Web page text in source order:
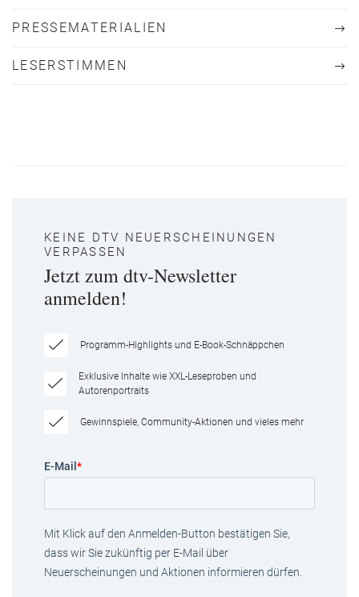
PRESSEMATERIALIEN
LESERSTIMMEN
KEINE DTV NEUERSCHEINUNGEN
VERPASSEN
Jetzt zum dtv-Newsletter
anmelden!
Programm-Highlights und E-Book-Schnäppchen
Exklusive Inhalte wie XXL-Leseproben und
Autorenportraits
Gewinnspiele, Community-Aktionen und vieles mehr
E-Mail *
Mit Klick auf den Anmelden-Button bestätigen Sie,
dass wir Sie zukünftig per E-Mail über
Neuerscheinungen und Aktionen informieren dürfen.